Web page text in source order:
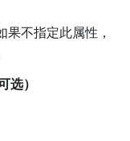
不指定此属性，
选）